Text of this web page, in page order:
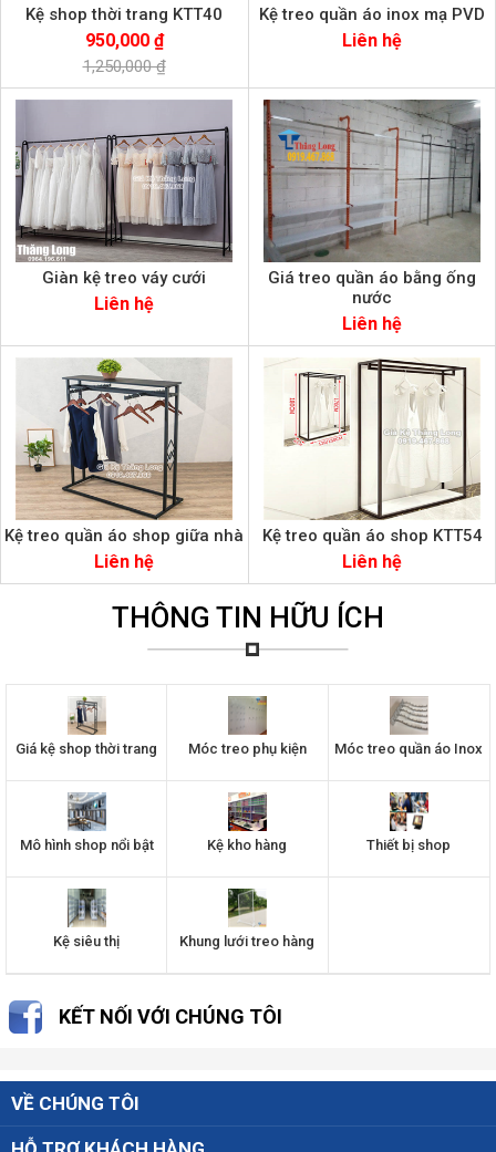
Kệ shop thời trang KTT40
950,000 ₫
1,250,000 ₫
Kệ treo quần áo inox mạ PVD
Liên hệ
Giàn kệ treo váy cưới
Liên hệ
Giá treo quần áo bằng ống
nước
Liên hệ
Kệ treo quần áo shop giữa nhà
Liên hệ
Kệ treo quần áo shop KTT54
Liên hệ
THÔNG TIN HỮU ÍCH
Giá kệ shop thời trang Móc treo phụ kiện Móc treo quần áo Inox
Mô hình shop nổi bật Kệ kho hàng Thiết bị shop
Kệ siêu thị Khung lưới treo hàng
KẾT NỐI VỚI CHÚNG TÔI
VỀ CHÚNG TÔI